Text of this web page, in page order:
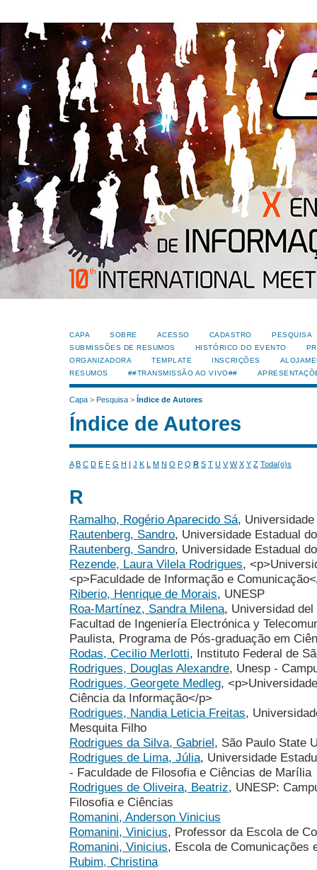
CAPA SOBRE ACESSO CADASTRO
PESQUISA
SUBMISSÕES DE RESUMOS
HISTÓRICO DO EVENTO
ORGANIZADORA
TEMPLATE INSCRIÇÕES
RESUMOS
##TRANSMISSÃO AO VIVO##
Capa > Pesquisa > Índice de Autores
Índice de Autores
A B C D E F G H I J K L M N O P Q R S T U V W X Y Z Toda(o)s
R
Ramalho, Rogério Aparecido Sá,
Rautenberg, Sandro, Universidade Estadual
Rautenberg, Sandro, Universidade Estadual
Rezende, Laura Vilela Rodrigues,
<p>Faculdade de Informação e
Riberio, Henrique de Morais, UNESP
Roa-Martínez, Sandra Milena, Universidad
Facultad de Ingeniería Electrónica y
Paulista, Programa de Pós-graduação em
Rodas, Cecilio Merlotti, Instituto Federal de
Rodrigues, Douglas Alexandre, Unesp -
Rodrigues, Georgete Medleg,
Ciência da Informação</p>
Rodrigues, Nandia Leticia Freitas,
Mesquita Filho
Rodrigues da Silva, Gabriel, São Paulo State
Rodrigues de Lima, Júlia, Universidade
- Faculdade de Filosofia e Ciências de Marília
Rodrigues de Oliveira, Beatriz, UNESP:
Filosofia e Ciências
Romanini, Anderson Vinicius
Romanini, Vinicius, Professor da Escola de
Romanini, Vinicius, Escola de Comunicações
Rubim, Christina